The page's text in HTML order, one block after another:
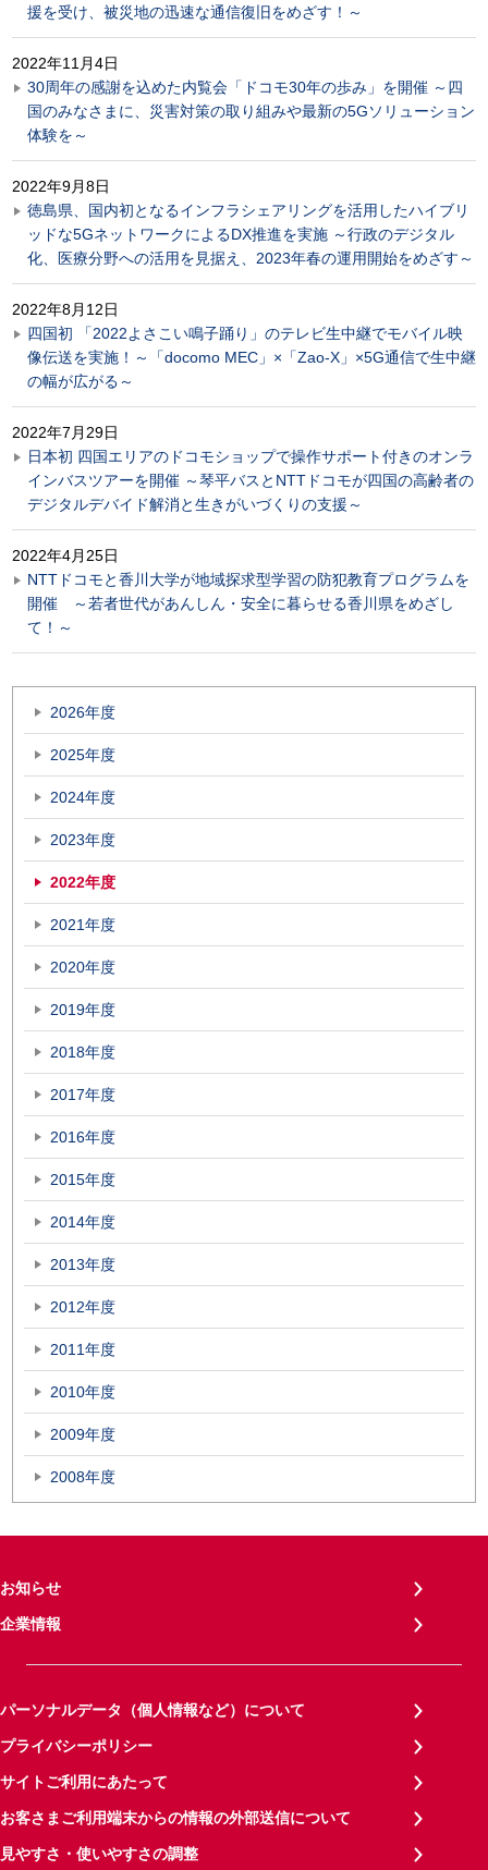
援を受け、被災地の迅速な通信復旧をめざす！～
2022年11月4日
30周年の感謝を込めた内覧会「ドコモ30年の歩み」を開催 ～四
国のみなさまに、災害対策の取り組みや最新の5Gソリューション
体験を～
2022年9月8日
徳島県、国内初となるインフラシェアリングを活用したハイブリ
ッドな5GネットワークによるDX推進を実施 ～行政のデジタル
化、医療分野への活用を見据え、2023年春の運用開始をめざす～
2022年8月12日
四国初 「2022よさこい鳴子踊り」のテレビ生中継でモバイル映
像伝送を実施！～「docomo MEC」×「Zao-X」×5G通信で生中継
の幅が広がる～
2022年7月29日
日本初 四国エリアのドコモショップで操作サポート付きのオンラ
インバスツアーを開催 ～琴平バスとNTTドコモが四国の高齢者の
デジタルデバイド解消と生きがいづくりの支援～
2022年4月25日
NTTドコモと香川大学が地域探求型学習の防犯教育プログラムを
開催 ～若者世代があんしん・安全に暮らせる香川県をめざし
て！～
2026年度
2025年度
2024年度
2023年度
2022年度
2021年度
2020年度
2019年度
2018年度
2017年度
2016年度
2015年度
2014年度
2013年度
2012年度
2011年度
2010年度
2009年度
2008年度
お知らせ
企業情報
パーソナルデータ（個人情報など）について
プライバシーポリシー
サイトご利用にあたって
お客さまご利用端末からの情報の外部送信について
見やすさ・使いやすさの調整